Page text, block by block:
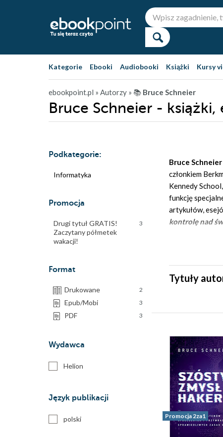
Kategorie Ebooki Audiobooki Książki Kursy
ebookpoint.pl » Autorzy » 📚 Bruce Schneier
Bruce Schneier - książki,
Podkategorie:
Informatyka
Promocja
Drugi tytuł GRATIS!
Zaczytany półmetek
wakacji!
3
Format
Drukowane 2
Epub/Mobi 3
PDF 3
Wydawca
Helion
Język publikacji
polski
Bruce Schneier
członkiem
Kennedy
funkcję
artykułów,
kontrolę nad
Tytuły
Promocja 2za1